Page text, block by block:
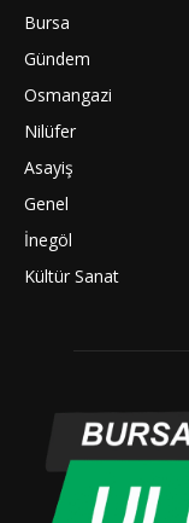
Bursa
Gündem
Osmangazi
Nilüfer
Asayiş
Genel
İnegöl
Kültür Sanat